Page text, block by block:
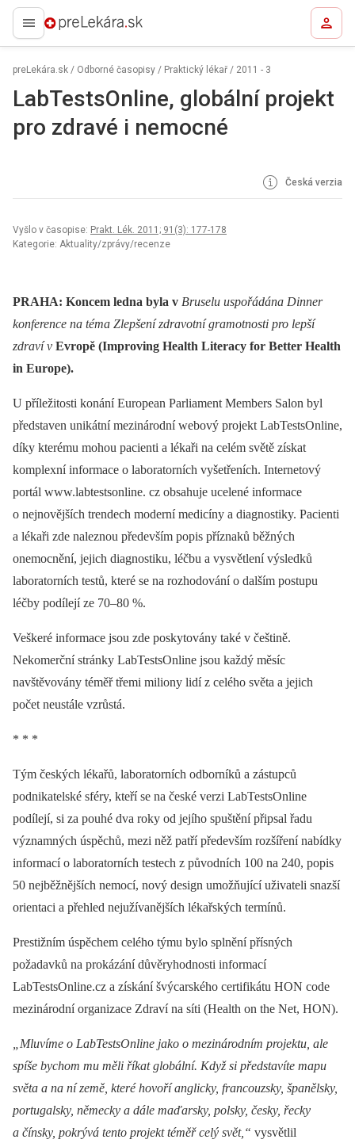
preLekára.sk
preLekára.sk / Odborné časopisy / Praktický lékař / 2011 - 3
LabTestsOnline, globální projekt
pro zdravé i nemocné
Česká verzia
Vyšlo v časopise: Prakt. Lék. 2011; 91(3): 177-178
Kategorie: Aktuality/zprávy/recenze
PRAHA: Koncem ledna byla v Bruselu uspořádána Dinner
konference na téma Zlepšení zdravotní gramotnosti pro lepší
zdraví v Evropě (Improving Health Literacy for Better Health
in Europe).
U příležitosti konání European Parliament Members Salon byl
představen unikátní mezinárodní webový projekt LabTestsOnline,
díky kterému mohou pacienti a lékaři na celém světě získat
komplexní informace o laboratorních vyšetřeních. Internetový
portál www.labtestsonline. cz obsahuje ucelené informace
o nejnovějších trendech moderní medicíny a diagnostiky. Pacienti
a lékaři zde naleznou především popis příznaků běžných
onemocnění, jejich diagnostiku, léčbu a vysvětlení výsledků
laboratorních testů, které se na rozhodování o dalším postupu
léčby podílejí ze 70–80 %.
Veškeré informace jsou zde poskytovány také v češtině.
Nekomerční stránky LabTestsOnline jsou každý měsíc
navštěvovány téměř třemi miliony lidí z celého světa a jejich
počet neustále vzrůstá.
* * *
Tým českých lékařů, laboratorních odborníků a zástupců
podnikatelské sféry, kteří se na české verzi LabTestsOnline
podílejí, si za pouhé dva roky od jejího spuštění připsal řadu
významných úspěchů, mezi něž patří především rozšíření nabídky
informací o laboratorních testech z původních 100 na 240, popis
50 nejběž­nějších nemocí, nový design umožňující uživateli snazší
orientaci a přehled nejužívanějších lékařských termínů.
Prestižním úspěchem celého týmu bylo splnění přísných
požadavků na prokázání důvěryhodnosti informací
LabTestsOnline.cz a získání švýcarského certifikátu HON code
mezinárodní organizace Zdraví na síti (Health on the Net, HON).
„Mluvíme o LabTestsOnline jako o mezinárodním projektu, ale
spíše bychom mu měli říkat globální. Když si představíte mapu
světa a na ní země, které hovoří anglicky, francouzsky, španělsky,
portugalsky, německy a dále maďarsky, polsky, česky, řecky
a čínsky, pokrývá tento projekt téměř celý svět,“ vysvětlil